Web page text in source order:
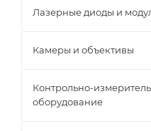
Лазерные диоды и
Камеры и объективы
Контрольно-
оборудование